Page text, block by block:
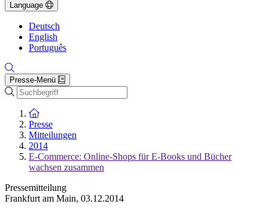
Language
Deutsch
English
Português
Presse-Menü
Suche
Zur Startseite
Presse
Mitteilungen
2014
E-Commerce: Online-Shops für E-Books und Bücher
wachsen zusammen
Pressemitteilung
Frankfurt am Main, 03.12.2014